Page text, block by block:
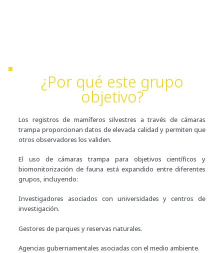
¿Por qué este grupo
objetivo?
Los registros de mamíferos silvestres a través de cámaras
trampa proporcionan datos de elevada calidad y permiten que
otros observadores los validen.
El uso de cámaras trampa para objetivos científicos y
biomonitorización de fauna está expandido entre diferentes
grupos, incluyendo:
Investigadores asociados con universidades y centros de
investigación.
Gestores de parques y reservas naturales.
Agencias gubernamentales asociadas con el medio ambiente.